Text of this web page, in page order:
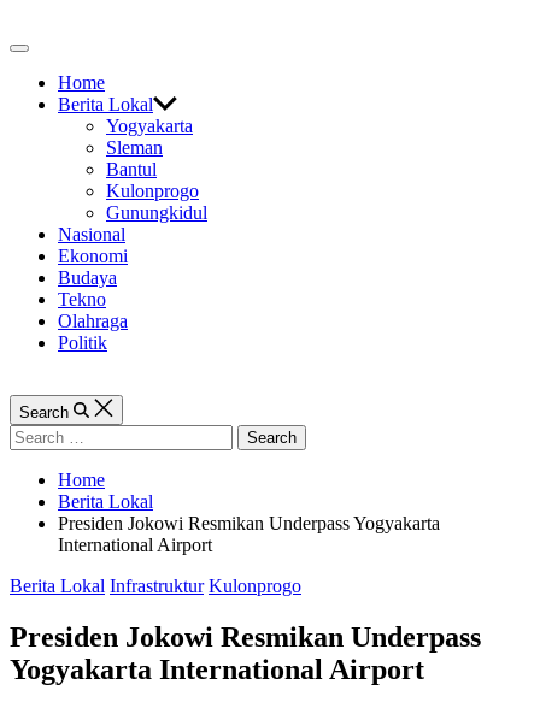
to
Off
CanvasHome
Berita Lokal
Yogyakarta
Sleman
Bantul
Kulonprogo
Gunungkidul
Nasional
Ekonomi
Budaya
Tekno
Olahraga
Politik
Search
Search
for:
Home
Berita Lokal
Presiden Jokowi Resmikan Underpass Yogyakarta
International Airport
Categories
Berita Lokal Infrastruktur Kulonprogo
Presiden Jokowi Resmikan Underpass
Yogyakarta International Airport